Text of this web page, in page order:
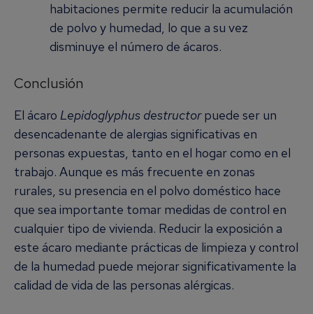
habitaciones permite reducir la acumulación
de polvo y humedad, lo que a su vez
disminuye el número de ácaros.
Conclusión
El ácaro Lepidoglyphus destructorpuede ser un
desencadenante de alergias significativas en
personas expuestas, tanto en el hogar como en el
trabajo. Aunque es más frecuente en zonas
rurales, su presencia en el polvo doméstico hace
que sea importante tomar medidas de control en
cualquier tipo de vivienda. Reducir la exposición a
este ácaro mediante prácticas de limpieza y control
de la humedad puede mejorar significativamente la
calidad de vida de las personas alérgicas.